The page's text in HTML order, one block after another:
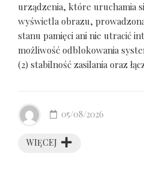
urządzenia, które uruchamia
wyświetla obrazu,
stanu pamięci ani nie utracić
możliwość odblokowania
(2) stabilność zasilania oraz
WIĘCEJ
05/08/2026